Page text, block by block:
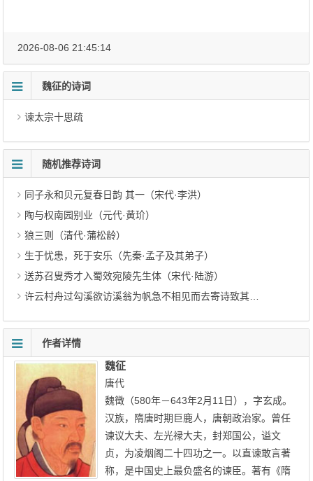
2026-08-06 21:45:14
魏征的诗词
谏太宗十思疏
随机推荐诗词
同子永和贝元复春日韵 其一（宋代·李洪）
陶与权南园别业（元代·黄玠）
狼三则（清代·蒲松龄）
生于忧患，死于安乐（先秦·孟子及其弟子）
送苏召叟秀才入蜀效宛陵先生体（宋代·陆游）
许云村舟过勾溪欲访溪翁为帆急不相见而去寄诗致其情溪翁和答有见嘲意予为作二绝句解之 其一（明代·朱朴）
作者详情
魏征
唐代
魏徵（580年－643年2月11日），字玄成。
汉族，隋唐时期巨鹿人，唐朝政治家。曾任
谏议大夫、左光禄大夫，封郑国公，谥文
贞，为凌烟阁二十四功之一。以直谏敢言著
称，是中国史上最负盛名的谏臣。著有《隋